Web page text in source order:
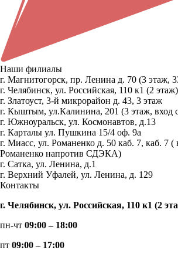
Наши филиалы
г. Магнитогорск, пр. Ленина д. 70 (3 этаж,
г. Челябинск, ул. Российская, 110 к1 (2 этаж)
г. Златоуст, 3-й микрорайон д. 43, 3 этаж
г. Кыштым, ул.Калинина, 201 (3 этаж, вход
г. Южноуральск, ул. Космонавтов, д.13
г. Карталы ул. Пушкина 15/4 оф. 9а
г. Миасс, ул. Романенко д. 50 каб. 7, каб. 7 (
Романенко напротив СДЭКА)
г. Сатка, ул. Ленина, д.1
г. Верхний Уфалей, ул. Ленина, д. 129
Контакты
г. Челябинск, ул. Российская, 110 к1 (2
пн-чт 09:00 – 18:00
пт 09:00 – 17:00